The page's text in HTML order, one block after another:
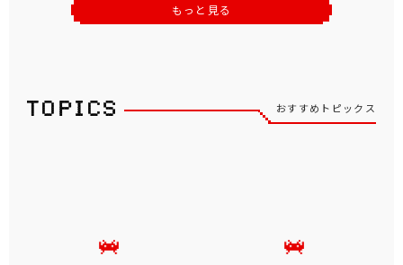
もっと見る
おすすめトピックス